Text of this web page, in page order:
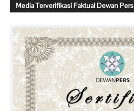
Media Terverifikasi Faktual Dewan Pers